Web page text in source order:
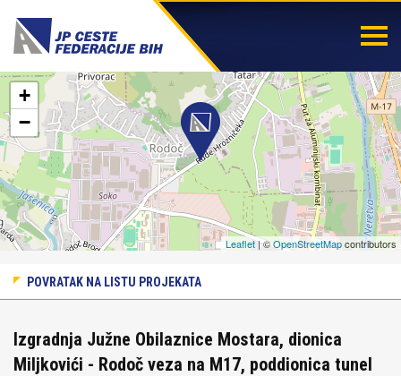
+
−
Leaflet| ©OpenStreetMapcontributors
POVRATAK NA LISTU PROJEKATA
Izgradnja Južne Obilaznice Mostara, dionica
Miljkovići - Rodoč veza na M17, poddionica tunel